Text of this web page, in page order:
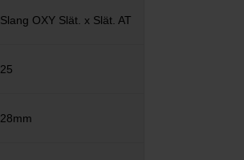
Slang OXY Slät. x Slät. AT
25
28mm